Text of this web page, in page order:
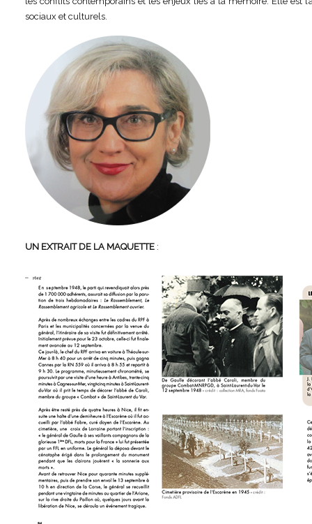
sociaux et culturels.
UN EXTRAIT DE LA MAQUETTE :